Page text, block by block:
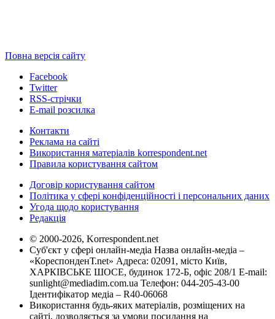
Повна версія сайту
Facebook
Twitter
RSS-стрічки
E-mail розсилка
Контакти
Реклама на сайті
Використання матеріалів korrespondent.net
Правила користування сайтом
Договір користування сайтом
Політика у сфері конфіденційності і персональних даних
Угода щодо користування
Редакція
© 2000-2026, Korrespondent.net
Суб'єкт у сфері онлайн-медіа Назва онлайн-медіа –
«КореспонденТ.net» Адреса: 02091, місто Київ,
ХАРКІВСЬКЕ ШОСЕ, будинок 172-Б, офіс 208/1 E-mail:
sunlight@mediadim.com.ua Телефон: 044-205-43-00
Ідентифікатор медіа – R40-06068
Використання будь-яких матеріалів, розміщених на
сайті, дозволяється за умови посилання на